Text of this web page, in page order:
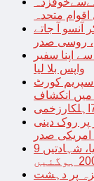
متحدہ
آنسو آ جاتے
روسی صدر
اپنا سفیر
واپس بلا لیا
کورٹ
انکشاف
پر روک دینی
امریکی صدر
اسرائیل نے غزہ کو چاروں طرف سے گھیرلیا، شہادتیں 9
پر دہشت